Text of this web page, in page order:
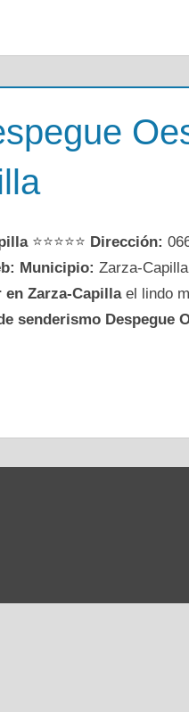
⭐⭐⭐⭐⭐ Dirección:
Municipio: Zarza-Capilla
Zarza-Capillael lindo
senderismo Despegue